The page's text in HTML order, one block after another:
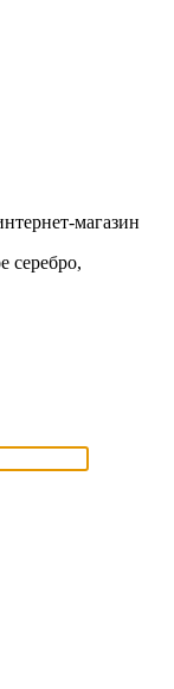
магазин
серебро,